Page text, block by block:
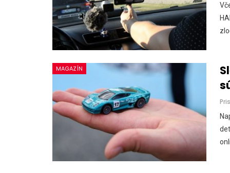
MAGAZÍN